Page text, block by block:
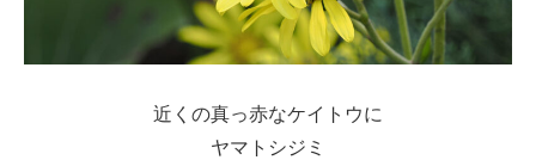
近くの真っ赤なケイトウに
ヤマトシジミ